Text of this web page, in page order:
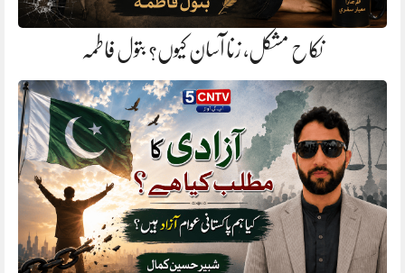
نکاح مشکل، زنا آسان کیوں؟ بتول فاطمہ